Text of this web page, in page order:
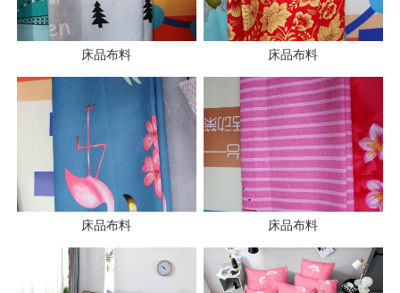
床品布料 床品布料
床品布料 床品布料